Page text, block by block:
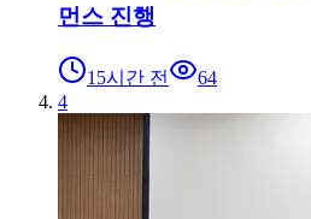
먼스 진행
15시간 전
64
4